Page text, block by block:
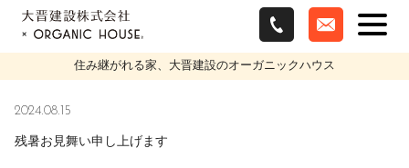
住み継がれる家、大晋建設のオーガニックハウス
残暑お見舞い申し上げます の一覧
2024.08.15
残暑お見舞い申し上げます